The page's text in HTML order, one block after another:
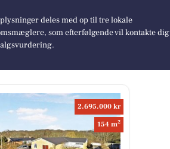
deles med op til tre lokale
som efterfølgende vil kontakte dig
2.695.000 kr
154 m2